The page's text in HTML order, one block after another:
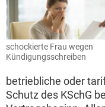
schockierte Frau wegen
Kündigungsschreiben
betriebliche oder
Schutz des KSchG